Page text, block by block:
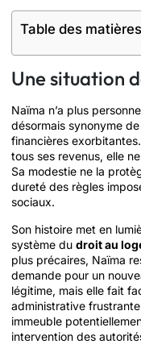
Table des matières
Une situation
Naïma n’a plus
désormais synonyme
financières
tous ses revenus, elle
Sa modestie ne la
dureté des règles
sociaux.
Son histoire met en
système du droit au
plus précaires, Naïma
demande pour un
légitime, mais elle fait
administrative
immeuble
intervention des